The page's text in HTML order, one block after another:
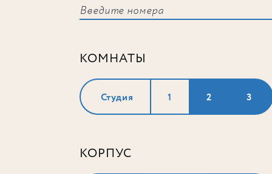
КОМНАТЫ
Студия 1 2 3
КОРПУС